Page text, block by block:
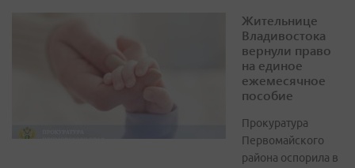
Жительнице
Владивостока
вернули право
на единое
ежемесячное
пособие
Прокуратура
Первомайского
района оспорила в